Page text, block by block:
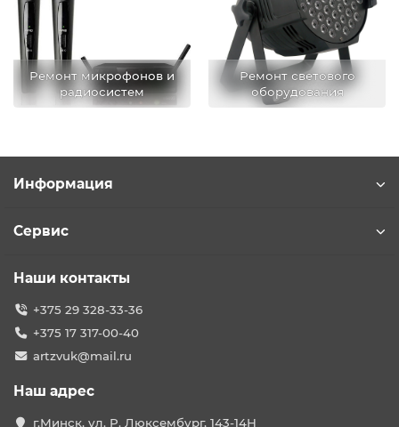
Ремонт микрофонов и
радиосистем
Ремонт светового
оборудования
Информация
Сервис
Наши контакты
+375 29 328-33-36
+375 17 317-00-40
artzvuk@mail.ru
Наш адрес
г.Минск, ул. Р. Люксембург, 143-14Н